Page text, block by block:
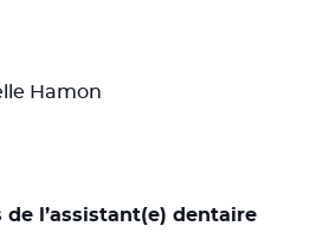
Hamon
l’assistant(e) dentaire